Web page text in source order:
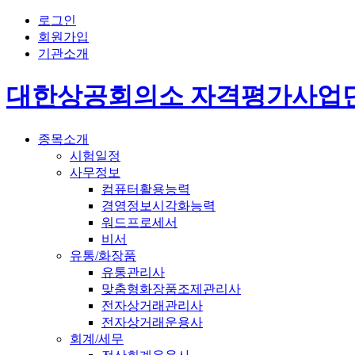
로그인
회원가입
기관소개
대한상공회의소 자격평가사업
종목소개
시험일정
사무정보
컴퓨터활용능력
경영정보시각화능력
워드프로세서
비서
유통/화장품
유통관리사
맞춤형화장품조제관리사
전자상거래관리사
전자상거래운용사
회계/세무